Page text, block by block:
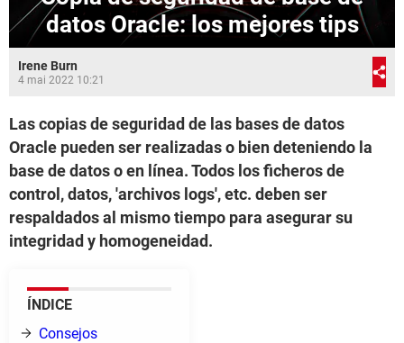
datos Oracle: los mejores tips
Irene Burn
4 mai 2022 10:21
Las copias de seguridad de las bases de datos
Oracle pueden ser realizadas o bien deteniendo la
base de datos o en línea. Todos los ficheros de
control, datos, 'archivos logs', etc. deben ser
respaldados al mismo tiempo para asegurar su
integridad y homogeneidad.
ÍNDICE
Consejos